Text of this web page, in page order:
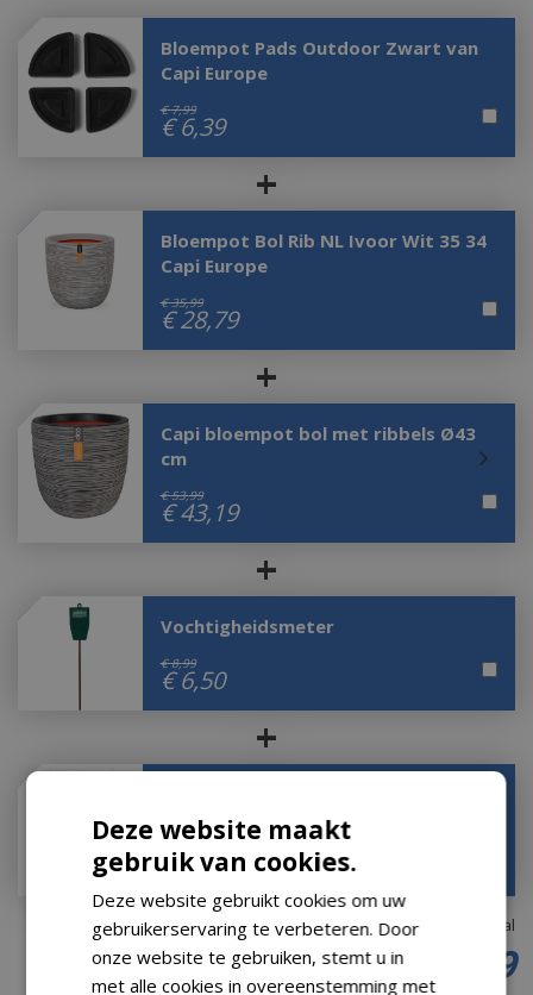
Bloempot Pads Outdoor Zwart van
Capi Europe
€ 7,99
€ 6,39
+
Bloempot Bol Rib NL Ivoor Wit 35 34
Capi Europe
€ 35,99
€ 28,79
+
Capi bloempot bol met ribbels Ø43
cm
€ 53,99
€ 43, 19
+
Vochtigheidsmeter
€ 8,99
€ 6,50
+
16,
€ 9,97
Totaal
€ 99
Deze website maakt
gebruik van cookies.
Deze website gebruikt cookies om uw
gebruikerservaring te verbeteren. Door
onze website te gebruiken, stemt u in
met alle cookies in overeenstemming met